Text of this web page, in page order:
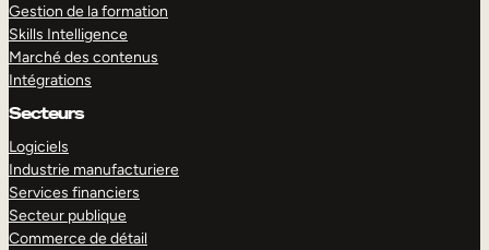
Gestion de la formation
Skills Intelligence
Marché des contenus
Intégrations
Secteurs
Logiciels
Industrie manufacturiere
Services financiers
Secteur publique
Commerce de détail